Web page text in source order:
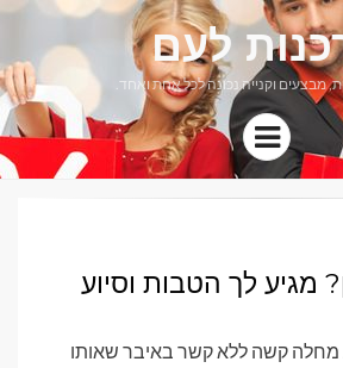
לעם
מבצעים וקנייה נכונה לכל אחת ואחד.
Menu
מגיע לך הטבות וסיוע
קשה ללא קשר באיבר שאותו